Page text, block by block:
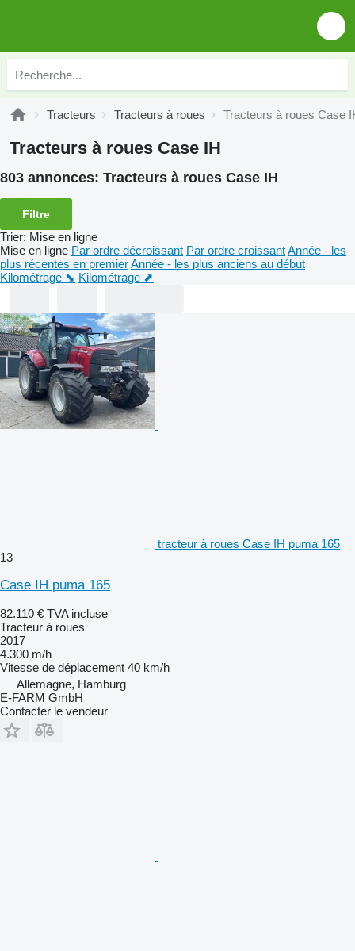
Tracteurs Tracteurs à roues Tracteurs à roues Case
Tracteurs à roues Case IH
803 annonces: Tracteurs à roues Case IH
Filtre
Trier: Mise en ligne
Mise en ligne Par ordre décroissant Par ordre croissantAnnée - les
plus récentes en premierAnnée - les plus anciens au début
Kilométrage ⬊ Kilométrage ⬈
tracteur à roues Case IH puma 165
13
Case IH puma 165
82.110 € TVA incluse
Tracteur à roues
2017
4.300 m/h
Vitesse de déplacement 40 km/h
Allemagne, Hamburg
E-FARM GmbH
Contacter le vendeur